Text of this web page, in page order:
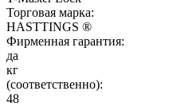
Торговая марка:
HASTTINGS ®
Фирменная гарантия:
да
кг
(соответственно):
48